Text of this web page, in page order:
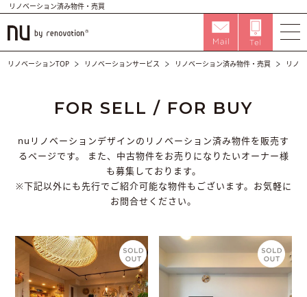
リノベーション済み物件・売買
リノベーションTOP リノベーションサービス リノベーション済み物件・売買 リノ
FOR SELL / FOR BUY
nuリノベーションデザインのリノベーション済み物件を販売す
るページです。
また、中古物件をお売りになりたいオーナー様
も募集しております。
※下記以外にも先行でご紹介可能な物件もございます。お気軽に
お問合せください。